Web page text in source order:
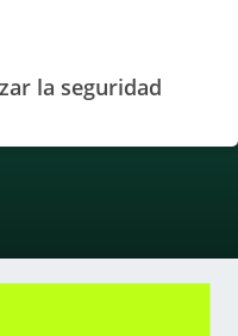
la seguridad